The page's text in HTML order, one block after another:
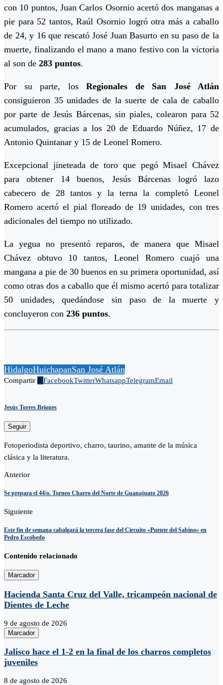
con 10 puntos, Juan Carlos Osornio acertó dos manganas a
pie para 52 tantos, Raúl Osornio logró otra más a caballo
de 24, y 16 que rescató José Juan Basurto en su paso de la
muerte, finalizando el mano a mano festivo con la victoria
al son de 283 puntos.
Por su parte, los Regionales de San José Atlán
consiguieron 35 unidades de la suerte de cala de caballo
por parte de Jesús Bárcenas, sin piales, colearon para 52
acumulados, gracias a los 20 de Eduardo Núñez, 17 de
Antonio Quintanar y 15 de Leonel Romero.
Excepcional jineteada de toro que pegó Misael Chávez
para obtener 14 buenos, Jesús Bárcenas logró lazo
cabecero de 28 tantos y la terna la completó Leonel
Romero acertó el pial floreado de 19 unidades, con tres
adicionales del tiempo no utilizado.
La yegua no presentó reparos, de manera que Misael
Chávez obtuvo 10 tantos, Leonel Romero cuajó una
mangana a pie de 30 buenos en su primera oportunidad, así
como otras dos a caballo que él mismo acertó para totalizar
50 unidades, quedándose sin paso de la muerte y
concluyeron con 236 puntos.
HidalgoHuichapanSan José Atlán
Compartir 0 FacebookTwitterWhatsappTelegramEmail
Jesús Torres Briones
Seguir
Fotoperiodista deportivo, charro, taurino, amante de la música
clásica y la literatura.
Anterior
Se prepara el 44/o. Torneo Charro del Norte de Guanajuato 2026
Siguiente
Este fin de semana cabalgará la tercera fase del Circuito «Puente del Sabino» en
Pedro Escobedo
Contenido relacionado
Marcador
Hacienda Santa Cruz del Valle, tricampeón nacional de
Dientes de Leche
9 de agosto de 2026
Marcador
Jalisco hace el 1-2 en la final de los charros completos
juveniles
8 de agosto de 2026